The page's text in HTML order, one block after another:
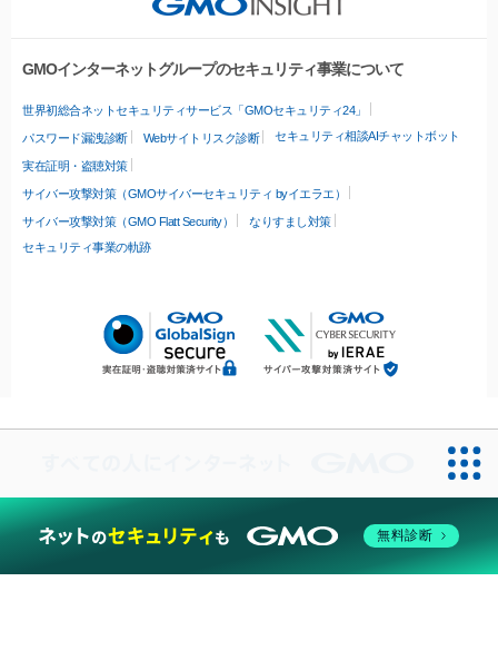
GMOインターネットグループのセキュリティ事業について
世界初総合ネットセキュリティサービス「GMOセキュリティ24」
パスワード漏洩診断 Webサイトリスク診断 セキュリティ相談AIチャットボット
実在証明・盗聴対策
サイバー攻撃対策（GMOサイバーセキュリティ byイエラエ）
サイバー攻撃対策（GMO Flatt Security）
なりすまし対策
セキュリティ事業の軌跡
無料診断